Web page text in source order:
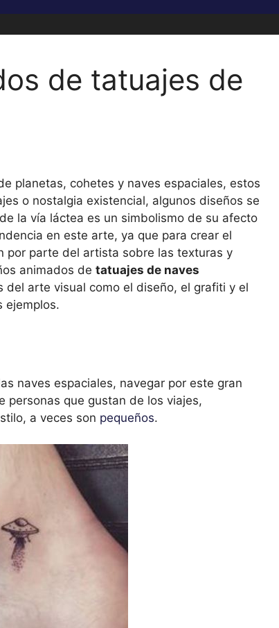
de tatuajes de
planetas, cohetes y naves espaciales, estos
o nostalgia existencial, algunos diseños se
la vía láctea es un simbolismo de su afecto
en este arte, ya que para crear el
por parte del artista sobre las texturas y
animados de tatuajes de naves
arte visual como el diseño, el grafiti y el
ejemplos.
naves espaciales, navegar por este gran
personas que gustan de los viajes,
a veces son pequeños.